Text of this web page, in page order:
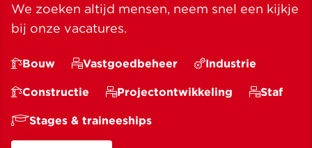
We zoeken altijd mensen, neem snel een kijkje
bij onze vacatures.
Bouw Vastgoedbeheer Industrie
Constructie Projectontwikkeling Staf
Stages & traineeships